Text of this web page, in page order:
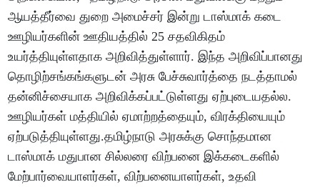
ஆயத்தீர்வை துறை அமைச்சர் இன்று டாஸ்மாக் கடை
ஊழியர்களின் ஊதியத்தில் 25 சதவிகிதம்
உயர்த்தியுள்ளதாக அறிவித்துள்ளார். இந்த அறிவிப்பானது
தொழிற்சங்கங்களுடன் அரசு பேச்சுவார்த்தை நடத்தாமல்
தன்னிச்சையாக அறிவிக்கப்பட்டுள்ளது ஏற்புடையதல்ல.
ஊழியர்கள் மத்தியில் ஏமாற்றத்தையும், விரக்தியையும்
ஏற்படுத்தியுள்ளது.தமிழ்நாடு அரசுக்கு சொந்தமான
டாஸ்மாக் மதுபான சில்லரை விற்பனை இக்கடைகளில்
மேற்பார்வையாளர்கள், விற்பனையாளர்கள், உதவி